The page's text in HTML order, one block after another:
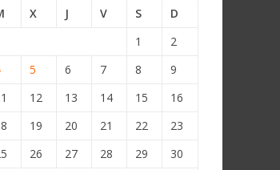
X J V S
D
1
2
5 6 7 8
9
12 13 14 15
16
19 20 21 22
23
26 27 28 29
30